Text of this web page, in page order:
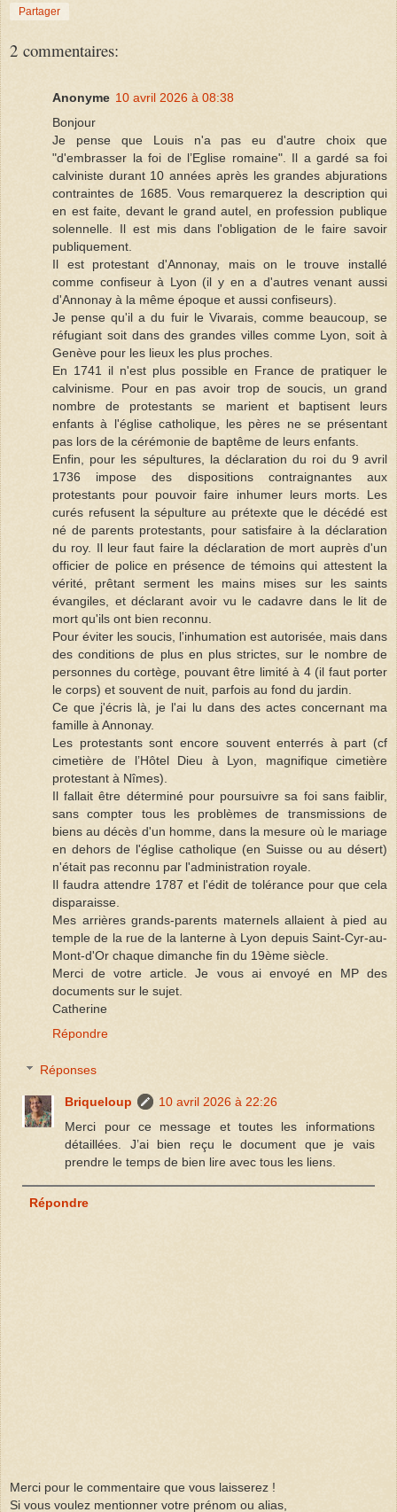
Partager
2 commentaires:
Anonyme 10 avril 2026 à 08:38
Bonjour
Je pense que Louis n'a pas eu d'autre choix que
"d'embrasser la foi de l’Eglise romaine". Il a gardé sa foi
calviniste durant 10 années après les grandes abjurations
contraintes de 1685. Vous remarquerez la description qui
en est faite, devant le grand autel, en profession publique
solennelle. Il est mis dans l'obligation de le faire savoir
publiquement.
Il est protestant d'Annonay, mais on le trouve installé
comme confiseur à Lyon (il y en a d'autres venant aussi
d'Annonay à la même époque et aussi confiseurs).
Je pense qu'il a du fuir le Vivarais, comme beaucoup, se
réfugiant soit dans des grandes villes comme Lyon, soit à
Genève pour les lieux les plus proches.
En 1741 il n'est plus possible en France de pratiquer le
calvinisme. Pour en pas avoir trop de soucis, un grand
nombre de protestants se marient et baptisent leurs
enfants à l'église catholique, les pères ne se présentant
pas lors de la cérémonie de baptême de leurs enfants.
Enfin, pour les sépultures, la déclaration du roi du 9 avril
1736 impose des dispositions contraignantes aux
protestants pour pouvoir faire inhumer leurs morts. Les
curés refusent la sépulture au prétexte que le décédé est
né de parents protestants, pour satisfaire à la déclaration
du roy. Il leur faut faire la déclaration de mort auprès d'un
officier de police en présence de témoins qui attestent la
vérité, prêtant serment les mains mises sur les saints
évangiles, et déclarant avoir vu le cadavre dans le lit de
mort qu'ils ont bien reconnu.
Pour éviter les soucis, l'inhumation est autorisée, mais dans
des conditions de plus en plus strictes, sur le nombre de
personnes du cortège, pouvant être limité à 4 (il faut porter
le corps) et souvent de nuit, parfois au fond du jardin.
Ce que j'écris là, je l'ai lu dans des actes concernant ma
famille à Annonay.
Les protestants sont encore souvent enterrés à part (cf
cimetière de l’Hôtel Dieu à Lyon, magnifique cimetière
protestant à Nîmes).
Il fallait être déterminé pour poursuivre sa foi sans faiblir,
sans compter tous les problèmes de transmissions de
biens au décès d'un homme, dans la mesure où le mariage
en dehors de l'église catholique (en Suisse ou au désert)
n'était pas reconnu par l'administration royale.
Il faudra attendre 1787 et l'édit de tolérance pour que cela
disparaisse.
Mes arrières grands-parents maternels allaient à pied au
temple de la rue de la lanterne à Lyon depuis Saint-Cyr-au-
Mont-d'Or chaque dimanche fin du 19ème siècle.
Merci de votre article. Je vous ai envoyé en MP des
documents sur le sujet.
Catherine
Répondre
Réponses
Briqueloup
10 avril 2026 à 22:26
Merci pour ce message et toutes les informations
détaillées. J’ai bien reçu le document que je vais
prendre le temps de bien lire avec tous les liens.
Répondre
Merci pour le commentaire que vous laisserez !
Si vous voulez mentionner votre prénom ou alias,